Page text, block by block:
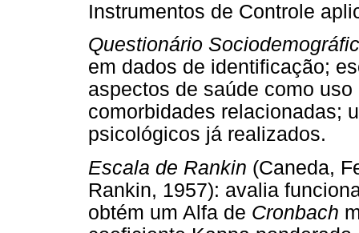
Instrumentos de Controle
Questionário
em dados de identificação;
aspectos de saúde como
comorbidades relacionadas;
psicológicos já realizados.
Escala de Rankin (Caneda,
Rankin, 1957): avalia
obtém um Alfa de Cronbach